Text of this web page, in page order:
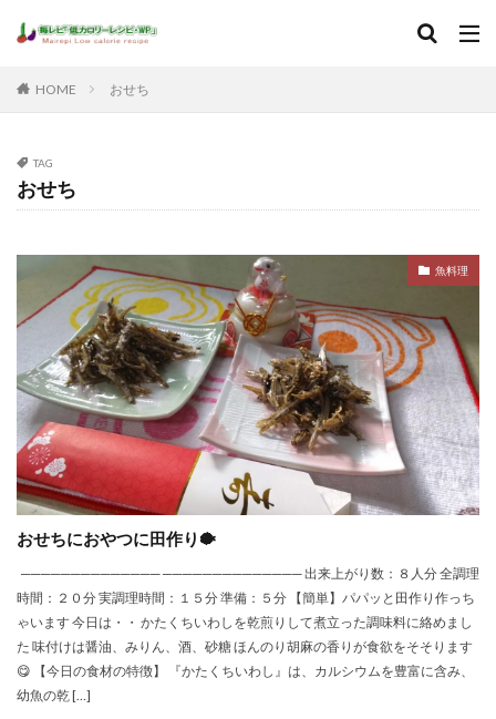
HOME おせち
TAG
おせち
魚料理
おせちにおやつに田作り🐡
────────────── ────────────── 出来上がり数：８人分 全調理
時間：２０分 実調理時間：１５分 準備：５分 【簡単】パパッと田作り作っち
ゃいます 今日は・・ かたくちいわしを乾煎りして煮立った調味料に絡めまし
た 味付けは醤油、みりん、酒、砂糖 ほんのり胡麻の香りが食欲をそそります
😋 【今日の食材の特徴】 『かたくちいわし』は、カルシウムを豊富に含み、
幼魚の乾 […]